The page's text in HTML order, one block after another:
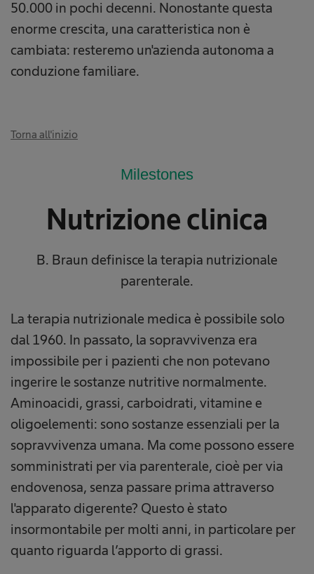
50.000 in pochi decenni. Nonostante questa
enorme crescita, una caratteristica non è
cambiata: resteremo un'azienda autonoma a
conduzione familiare.
Torna all'inizio
Milestones
Nutrizione clinica
B. Braun definisce la terapia nutrizionale
parenterale.
La terapia nutrizionale medica è possibile solo
dal 1960. In passato, la sopravvivenza era
impossibile per i pazienti che non potevano
ingerire le sostanze nutritive normalmente.
Aminoacidi, grassi, carboidrati, vitamine e
oligoelementi: sono sostanze essenziali per la
sopravvivenza umana. Ma come possono essere
somministrati per via parenterale, cioè per via
endovenosa, senza passare prima attraverso
l'apparato digerente? Questo è stato
insormontabile per molti anni, in particolare per
quanto riguarda l’apporto di grassi.